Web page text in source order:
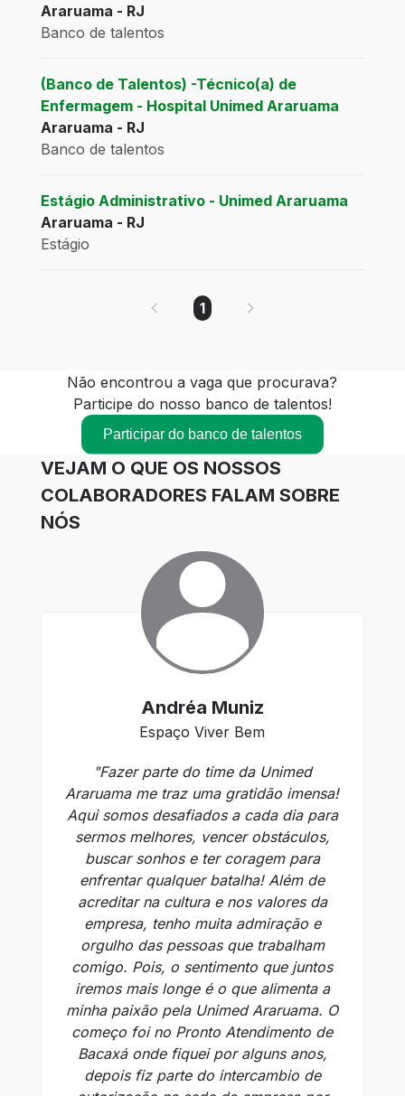
Araruama - RJ
Banco de talentos
(Banco de Talentos) -Técnico(a) de
Enfermagem - Hospital Unimed Araruama
Araruama - RJ
Banco de talentos
Estágio Administrativo - Unimed Araruama
Araruama - RJ
Estágio
1
Não encontrou a vaga que procurava?
Participe do nosso banco de talentos!
Participar do banco de talentos
VEJAM O QUE OS NOSSOS
COLABORADORES FALAM SOBRE
NÓS
Andréa Muniz
Espaço Viver Bem
"Fazer parte do time da Unimed
Araruama me traz uma gratidão imensa!
Aqui somos desafiados a cada dia para
sermos melhores, vencer obstáculos,
buscar sonhos e ter coragem para
enfrentar qualquer batalha! Além de
acreditar na cultura e nos valores da
empresa, tenho muita admiração e
orgulho das pessoas que trabalham
comigo. Pois, o sentimento que juntos
iremos mais longe é o que alimenta a
minha paixão pela Unimed Araruama. O
começo foi no Pronto Atendimento de
Bacaxá onde fiquei por alguns anos,
depois fiz parte do intercambio de